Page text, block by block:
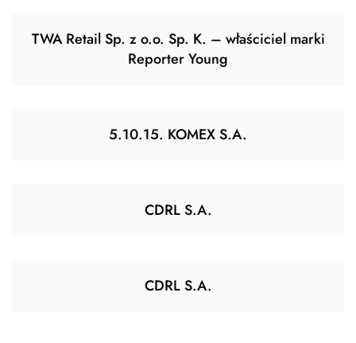
TWA Retail Sp. z o.o. Sp. K. – właściciel marki
Reporter Young
5.10.15. KOMEX S.A.
CDRL S.A.
CDRL S.A.